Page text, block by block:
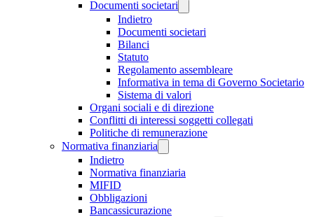
Documenti societari
Indietro
Documenti societari
Bilanci
Statuto
Regolamento assembleare
Informativa in tema di Governo Societario
Sistema di valori
Organi sociali e di direzione
Conflitti di interessi soggetti collegati
Politiche di remunerazione
Normativa finanziaria
Indietro
Normativa finanziaria
MIFID
Obbligazioni
Bancassicurazione